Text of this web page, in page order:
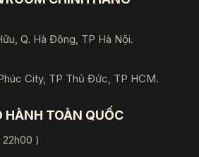
Q. Hà Đông, TP Hà Nội.
City, TP Thủ Đức, TP HCM.
HÀNH TOÀN QUỐC
)